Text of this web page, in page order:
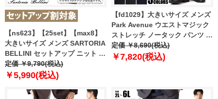
【ns623】【25set】【max8】
大きいサイズ メンズ SARTORIA
BELLINI セットアップ ニット ス
トレッチ パンツ 軽量 ウォッシャ
ブル スマリラ azw2535-sp
定価 ￥9,790(税込)
￥5,990(税込)
【fd1029】大きいサイズ メンズ
Park Avenue ウエストマジック
ストレッチ ノータック パンツ ス
ラックス ウォッシャブル 120-
15802 【t2502】
定価 ￥8,690(税込)
￥7,820(税込)